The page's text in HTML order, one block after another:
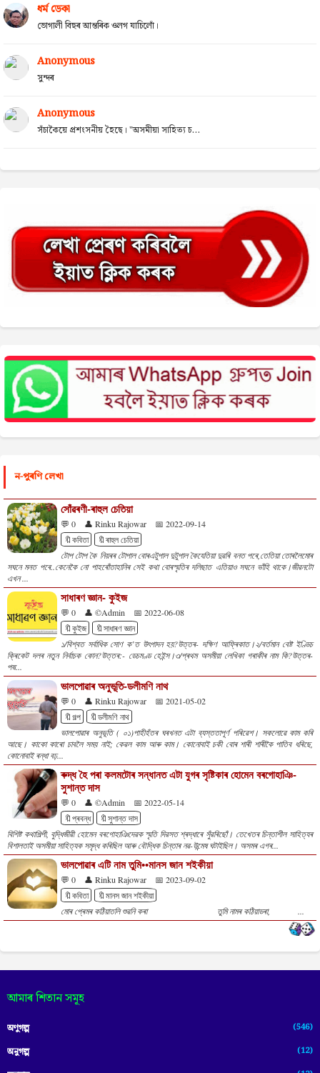
ধৰ্ম ডেকা
ভোগালী বিহুৰ আন্তৰিক ওলগ যাচিলোঁ।
Anonymous
সুন্দৰ
Anonymous
সঁচাকৈয়ে প্ৰশংসনীয় হৈছে। "অসমীয়া সাহিত্য চ...
ন-পুৰণি লেখা
সোঁৱৰণী-ৰাহুল চেতিয়া
💬 0 👤 Rinku Rajowar
📅 2022-09-14
🔖কবিতা
🔖ৰাহুল চেতিয়া
টোপ টোপ কৈ নিয়ৰৰ টোপাল বোৰএটুপাল দুটুপাল কৈযেতিয়া দুৱৰি বনত পৰে,তেতিয়া তোৰলৈমোৰ
সঘনে মনত পৰে..কেনেকৈ নো পাহৰোঁতাহানিৰ সেই কথা বোৰস্মৃতিৰ দলিছাত এতিয়াও সঘনে ভাঁহি থাকে।জীৱনটো
এখন ...
সাধাৰণ জ্ঞান- কুইজ
💬 0 👤 ©Admin
📅 2022-06-08
🔖কুইজ
🔖সাধাৰণ জ্ঞান
১/বিশ্বত সৰ্বাধিক সোণ ক’ত উৎপাদন হয়?উত্তৰ- দক্ষিণ আফ্ৰিকাত।২/বৰ্তমান বেষ্ট ইণ্ডিচ
ক্ৰিকেট দলৰ নতুন নিৰ্বাচক কোন?উত্তৰ:- ডেচমণ্ড হেইন্স।৩/প্ৰথম অসমীয়া লেখিকা গৰাকীৰ নাম কি?উত্তৰ-
পদ্ম...
ভালপোৱাৰ অনুভূতি-ডলীমণি নাথ
💬 0 👤 Rinku Rajowar
📅 2021-05-02
🔖গল্প
🔖ডলীমণি নাথ
ভালপোৱাৰ অনুভূতি ( ০১)পাহীহঁতৰ ঘৰখনত এটা ব্যস্ততাপূৰ্ণ পৰিৱেশ। সকলোৱে কাম কৰি
আছে। কাকো কাৰো চাবলৈ সময় নাই; কেৱল কাম আৰু কাম। কোনোবাই চকী বোৰ শাৰী শাৰীকৈ পাতিব ধৰিছে,
কোনোবাই ৰন্ধা বঢ়...
ৰুদ্ধ হৈ পৰা কলমটোৰ সন্ধানত এটা যুগৰ সৃষ্টিকাৰ হোমেন বৰগোহাঞি-
সুশান্ত দাস
💬 0 👤 ©Admin
📅 2022-05-14
🔖প্ৰবন্ধ
🔖সুশান্ত দাস
বিশিষ্ট কথাশিল্পী, বুদ্ধিজীৱী হোমেন বৰগোহাঞিদেৱক স্মৃতি দিৱসত শ্ৰদ্ধাৰে সুঁৱৰিছোঁ। তেখেতৰ চিন্তাশীল সাহিত্যৰ
বিশালতাই অসমীয়া সাহিত্যক সমৃদ্ধ কৰিছিল আৰু বৌদ্ধিক চিন্তাৰ নৱ-উন্মেষ ঘটাইছিল। অসমৰ এগৰ...
ভালপোৱাৰ এটি নাম তুমি••মানস জান শইকীয়া
💬 0 👤 Rinku Rajowar
📅 2023-09-02
🔖কবিতা
🔖মানস জান শইকীয়া
মোৰ প্ৰেমৰ কঠিয়াতলি শুৱনি কৰা তুমি নামৰ কঠিয়াডৰা, ...
আমাৰ শিতান সমূহ
অণুগল্প (546)
অনুগল্প (12)